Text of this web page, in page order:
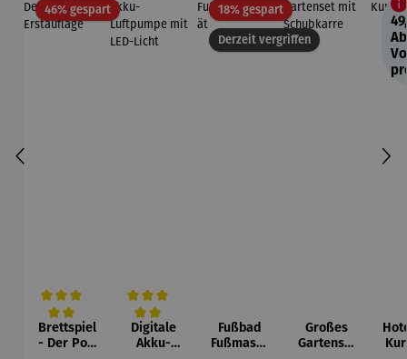
46% gespartRabatt
Durchschnittliche Bewertung von 5 von 5 Sternen
Brettspiel
- Der Pott
Durchschnittliche Bewertung von 5 von 5 Sternen
Digitale
Akku-
Derzeit vergriffen
18% gespartRabatt
Fußbad
Fußmassa
Großes
Gartenset